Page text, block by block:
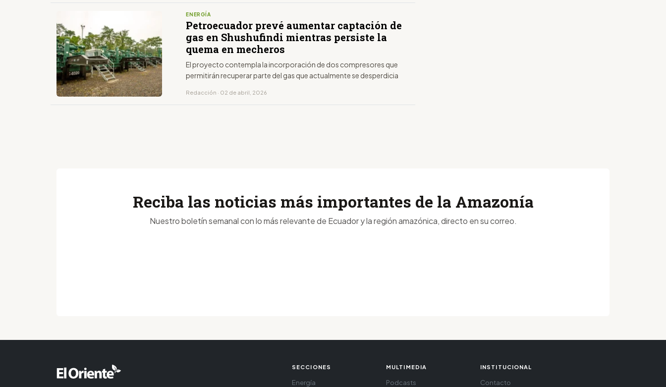
ENERGÍA
Petroecuador prevé aumentar captación de
gas en Shushufindi mientras persiste la
quema en mecheros
El proyecto contempla la incorporación de dos compresores que
permitirán recuperar parte del gas que actualmente se desperdicia
Redacción · 02 de abril, 2026
Reciba las noticias más importantes de la Amazonía
Nuestro boletín semanal con lo más relevante de Ecuador y la región amazónica, directo en su correo.
SECCIONES
Energía
MULTIMEDIA
Podcasts
INSTITUCIONAL
Contacto